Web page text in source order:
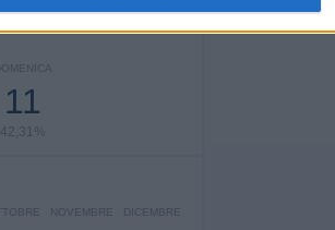
11
42,31%
NOVEMBRE DICEMBRE